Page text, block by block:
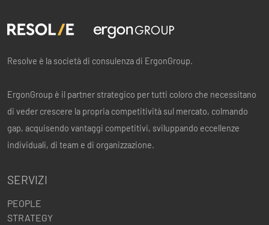
Resolve è la società di consulenza di ErgonGroup.
ErgonGroup è il partner strategico per tutti coloro che necessitano
di veder crescere la propria competitività sul mercato, colmando
gap, acquisendo vantaggi competitivi, sviluppando eccellenze
individuali, di team e di organizzazione.
SERVIZI
PEOPLE
STRATEGY